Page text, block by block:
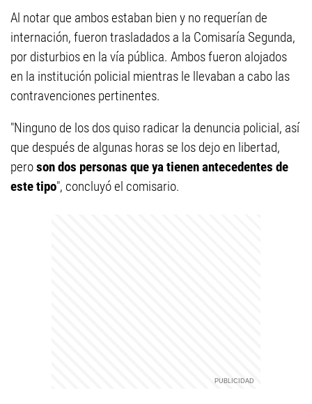
Al notar que ambos estaban bien y no requerían de
internación, fueron trasladados a la Comisaría Segunda,
por disturbios en la vía pública. Ambos fueron alojados
en la institución policial mientras le llevaban a cabo las
contravenciones pertinentes.
"Ninguno de los dos quiso radicar la denuncia policial, así
que después de algunas horas se los dejo en libertad,
peroson dos personas que ya tienen antecedentes de
este tipo", concluyó el comisario.